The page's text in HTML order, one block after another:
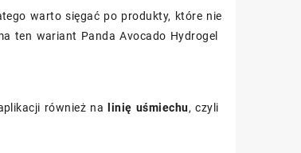
warto sięgać po produkty, które nie
ten wariant Panda Avocado Hydrogel
również na linię uśmiechu, czyli